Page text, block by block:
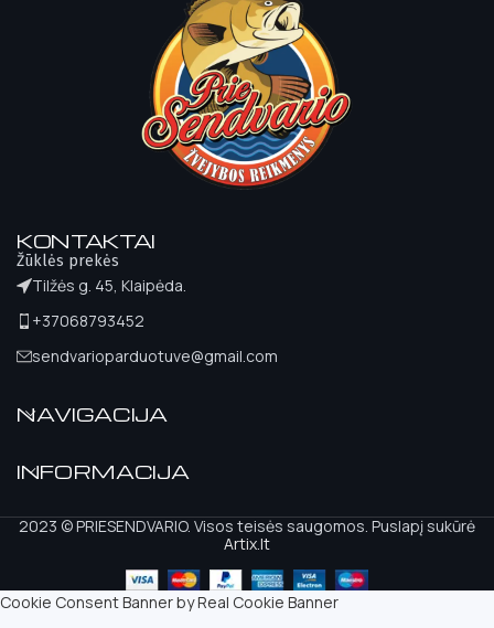
KONTAKTAI
Žūklės prekės
Tilžės g. 45, Klaipėda.
+37068793452
sendvarioparduotuve@gmail.com
NAVIGACIJA
INFORMACIJA
2023 © PRIESENDVARIO. Visos teisės saugomos. Puslapį sukūrė
Artix.lt
Cookie Consent Banner by Real Cookie Banner